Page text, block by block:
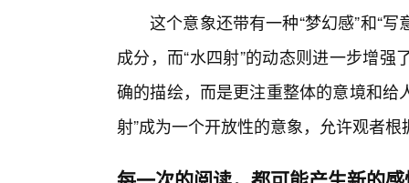
这个意象还带有一种“梦幻感”和“
成分，而“水四射”的动态则进一步增
确的描绘，而是更注重整体的意境和给
射”成为一个开放性的意象，允许观者